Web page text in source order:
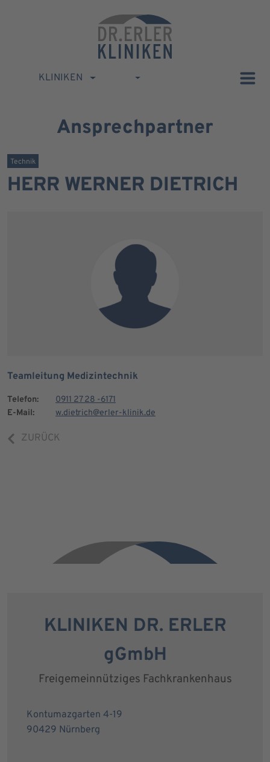
KLINIKEN
Ansprechpartner
Technik
HERR WERNER DIETRICH
Teamleitung Medizintechnik
Telefon:
0911 27 28 -6171
E-Mail:
w.dietrich@erler-klinik.de
ZURÜCK
KLINIKEN DR. ERLER
gGmbH
Freigemeinnütziges Fachkrankenhaus
Kontumazgarten 4-19
90429 Nürnberg